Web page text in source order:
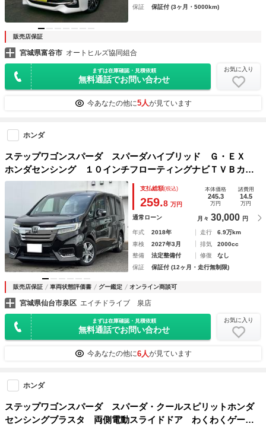
保証
保証付 (3ヶ月・5000km)
販売店保証
宮城県富谷市 オートヒルズ協同組合
まずは在庫確認・見積依頼
無料通話でお問い合わせ
お気に入り
今あなたの他に5人が見ています
ホンダ
ステップワゴンスパーダ スパーダハイブリッド Ｇ・ＥＸ
ホンダセンシング １０インチフローティングナビＴＶＢカメ
ラ 禁煙１オーナー クリアランスソナー レーダークルー
ズ・レーンキープ ＬＥＤオートライト シートヒーター 前
後ドラレコ ＥＴＣ ＵＳＢ Ｂｌｕｅｔｏｏｔｈ
支払総額(税込)
259.8 万円
本体価格
245.3
万円
諸費用
14.5
万円
通常ローン 月々 30,000 円
年式 2018年 走行
6.9万km
車検
2027年3月 排気
2000cc
整備
法定整備付 修復
なし
保証
保証付 (12ヶ月・走行無制限)
販売店保証 車両状態評価書 グー鑑定 オンライン商談可
宮城県仙台市泉区 エイチドライブ 泉店
まずは在庫確認・見積依頼
無料通話でお問い合わせ
お気に入り
今あなたの他に6人が見ています
ホンダ
ステップワゴンスパーダ スパーダ・クールスピリットホンダ
センシングブラスタ 両側電動スライドドア わくわくゲー